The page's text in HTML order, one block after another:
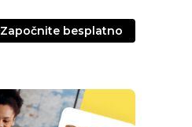
Započnite besplatno